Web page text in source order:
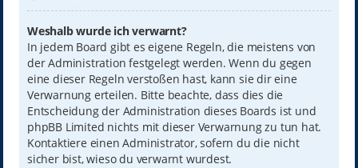
Weshalb wurde ich verwarnt?
In jedem Board gibt es eigene Regeln, die meistens von
der Administration festgelegt werden. Wenn du gegen
eine dieser Regeln verstoßen hast, kann sie dir eine
Verwarnung erteilen. Bitte beachte, dass dies die
Entscheidung der Administration dieses Boards ist und
phpBB Limited nichts mit dieser Verwarnung zu tun hat.
Kontaktiere einen Administrator, sofern du die nicht
sicher bist, wieso du verwarnt wurdest.